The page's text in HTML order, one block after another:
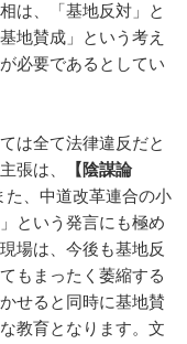
は、「基地反対」と
地賛成」という考え
必要であるとしてい
は全て法律違反だと
張は、
【陰謀論
た、中道改革連合の小
という発言にも極め
場は、今後も基地反
もまったく萎縮する
せると同時に基地賛
教育となります。文